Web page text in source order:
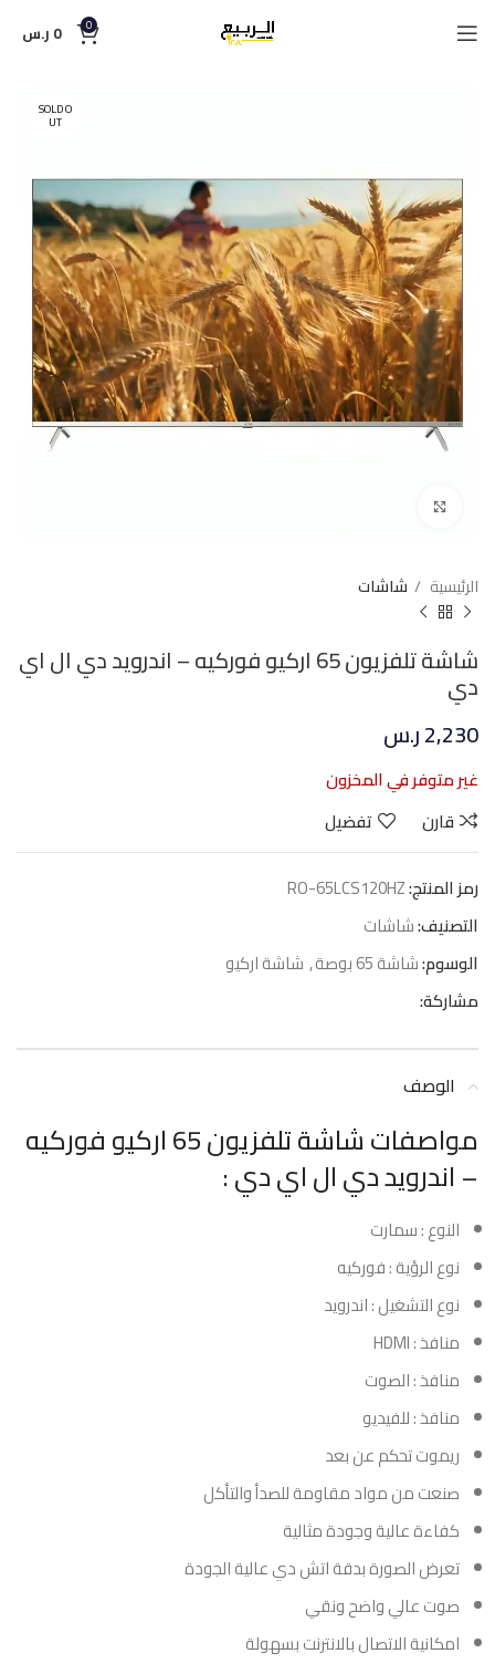
0
0 ر.س
SOLD O
UT
الرئيسية شاشات
شاشة تلفزيون 65 اركيو فوركيه – اندرويد دي ال اي
دي
2,230ر.س
غير متوفر في المخزون
قارن
تفضيل
رمز المنتج:RO-65LCS120HZ
التصنيف:شاشات
الوسوم:شاشة 65 بوصة , شاشة اركيو
مشاركة:
الوصف
مواصفات شاشة تلفزيون 65 اركيو فوركيه
– اندرويد دي ال اي دي :
النوع : سمارت
نوع الرؤية : فوركيه
نوع التشغيل : اندرويد
منافذ : HDMI
منافذ : الصوت
منافذ : للفيديو
ريموت تحكم عن بعد
صنعت من مواد مقاومة للصدأ والتأكل
كفاءة عالية وجودة مثالية
تعرض الصورة بدقة اتش دي عالية الجودة
صوت عالي واضح ونقي
امكانية الاتصال بالانترنت بسهولة